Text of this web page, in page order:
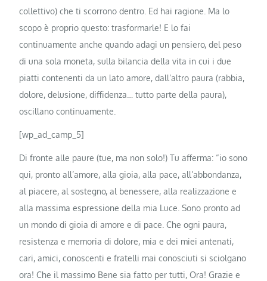
collettivo) che ti scorrono dentro. Ed hai ragione. Ma lo
scopo è proprio questo: trasformarle! E lo fai
continuamente anche quando adagi un pensiero, del peso
di una sola moneta, sulla bilancia della vita in cui i due
piatti contenenti da un lato amore, dall’altro paura (rabbia,
dolore, delusione, diffidenza… tutto parte della paura),
oscillano continuamente.
[wp_ad_camp_5]
Di fronte alle paure (tue, ma non solo!) Tu afferma: “io sono
qui, pronto all’amore, alla gioia, alla pace, all’abbondanza,
al piacere, al sostegno, al benessere, alla realizzazione e
alla massima espressione della mia Luce. Sono pronto ad
un mondo di gioia di amore e di pace. Che ogni paura,
resistenza e memoria di dolore, mia e dei miei antenati,
cari, amici, conoscenti e fratelli mai conosciuti si sciolgano
ora! Che il massimo Bene sia fatto per tutti, Ora! Grazie e